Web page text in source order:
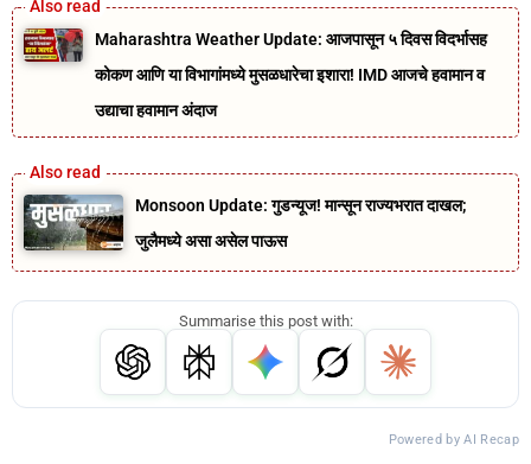
Maharashtra Weather Update: आजपासून ५ दिवस विदर्भासह
कोकण आणि या विभागांमध्ये मुसळधारेचा इशारा! IMD आजचे हवामान व
उद्याचा हवामान अंदाज
Monsoon Update: गुडन्यूज! मान्सून राज्यभरात दाखल;
जुलैमध्ये असा असेल पाऊस
Summarise this post with:
Powered by AI Recap